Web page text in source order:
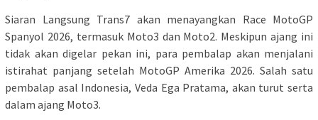
Siaran Langsung Trans7 akan menayangkan Race MotoGP
Spanyol 2026, termasuk Moto3 dan Moto2. Meskipun ajang ini
tidak akan digelar pekan ini, para pembalap akan menjalani
istirahat panjang setelah MotoGP Amerika 2026. Salah satu
pembalap asal Indonesia, Veda Ega Pratama, akan turut serta
dalam ajang Moto3.